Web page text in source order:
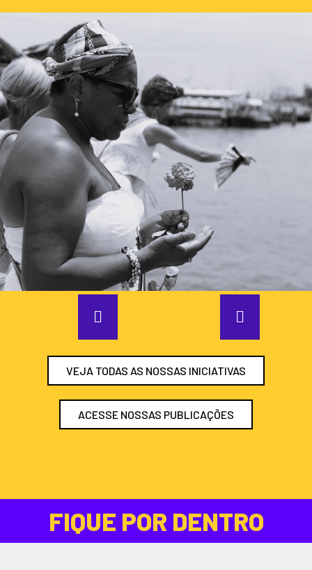
VEJA TODAS AS NOSSAS INICIATIVAS
ACESSE NOSSAS PUBLICAÇÕES
FIQUE POR DENTRO